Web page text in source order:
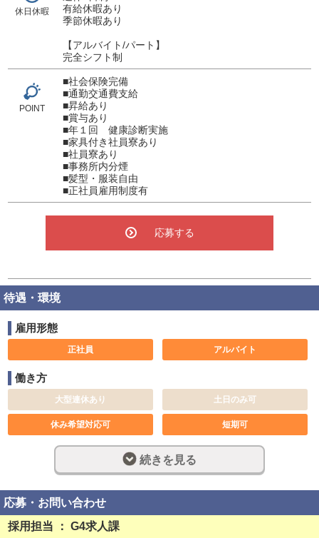
休日休暇
有給休暇あり
季節休暇あり
【アルバイト/パート】
完全シフト制
POINT
■社会保険完備
■通勤交通費支給
■昇給あり
■賞与あり
■年１回 健康診断実施
■家具付き社員寮あり
■社員寮あり
■事務所内分煙
■髪型・服装自由
■正社員雇用制度有
応募する
待遇・環境
雇用形態
正社員 アルバイト
働き方
大型連休あり 土日のみ可
休み希望対応可 短期可
長期歓迎 週休2日制
完全週休2日制 フルタイム
早朝勤務
社員登用制度あり
続きを見る
応募・お問い合わせ
採用担当 ： G4求人課